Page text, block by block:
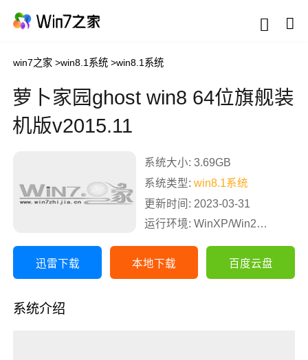
win7之家 >win8.1系统 >win8.1系统
萝卜家园ghost win8 64位旗舰装
机版v2015.11
系统大小: 3.69GB
系统类型:win8.1系统
更新时间: 2023-03-31
运行环境: WinXP/Win2003/Win2000/Vista/Win7/Win8
迅雷下载 本地下载 百度云盘
系统介绍